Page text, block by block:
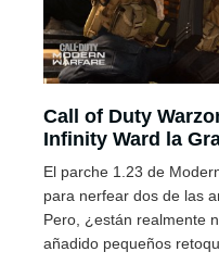
Call of Duty
Infinity Ward la
El parche 1.23 de
para nerfear dos de las
Pero, ¿están realmente
añadido pequeños